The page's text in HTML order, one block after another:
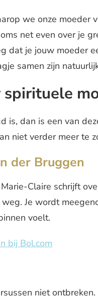
we onze moeder
net even over je
dat je jouw moeder
samen zijn
is, dan is een van
niet verder meer te
der Bruggen
Claire schrijft
Je wordt
voelt.
bij Bol.com
niet